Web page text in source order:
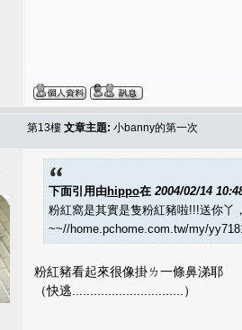
第13樓 文章主題: 小banny的第一次
下面引用由hippo在 2004/02/14
粉紅窩是其實是隻粉紅豬啦!!!送你丫
~~//home.pchome.com.tw/my/
粉紅豬看起來很像掛ㄌ一條鼻涕耶
（快逃...............................）